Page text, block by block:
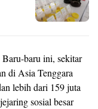
baru ini, sekitar
di Asia Tenggara
lebih dari 159 juta
sosial besar